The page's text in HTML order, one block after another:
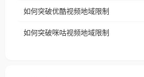
权限制所困扰。
制问题，且仅能在中国大陆地区播放
户收听网易云音乐地区版权
如何突破优酷视频地域限制
如何突破咪咕视频地域限制